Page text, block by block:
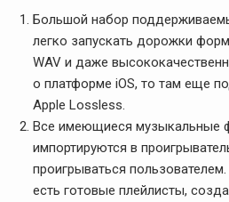
Большой набор
легко запускать дорожки
WAV и даже
о платформе iOS, то там еще
Apple Lossless.
Все имеющиеся музыкальные
импортируются в
проигрываться
есть готовые плейлисты,